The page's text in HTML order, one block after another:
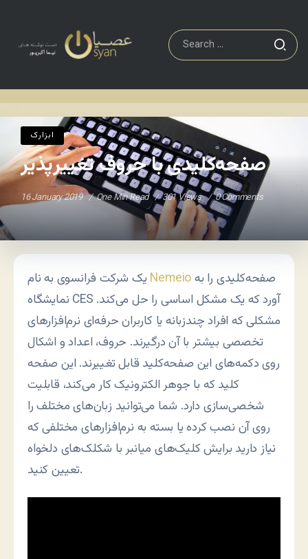
ابزارک
صفحه‌کلیدی با حروف تغییرپذیر
16 January 2019 One Min Read 301 Views 0 Comments
Nemeioصفحه‌کلیدی را به
نمایشگاه CES آورد که یک مشکل اساسی را حل می‌کند.
مشکلی که افراد چندزبانه یا کاربران حرفه‌ای نرم‌افزارهای
تخصصی بیشتر با آن درگیرند. حروف، اعداد و اشکال
روی دکمه‌های این صفحه‌کلید قابل تغییرند. این صفحه
کلید که با جوهر الکترونیک کار می‌کند، قابلیت
شخصی‌سازی دارد. شما می‌توانید زبان‌های مختلف را
روی آن نصب کرده یا بسته به نرم‌افزارهای مختلفی که
نیاز دارید برایش کلیک‌های میانبر با شکلک‌های دلخواه
تعیین کنید.